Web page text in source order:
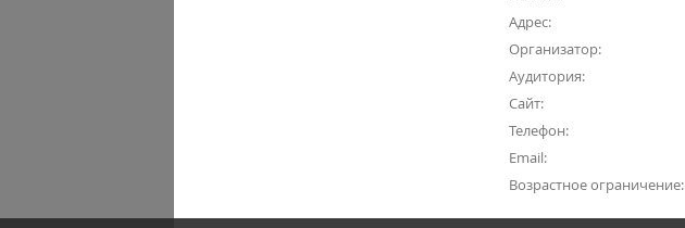
Адрес:
Организатор:
Аудитория:
Сайт:
Телефон:
Email:
Возрастное ограничение: